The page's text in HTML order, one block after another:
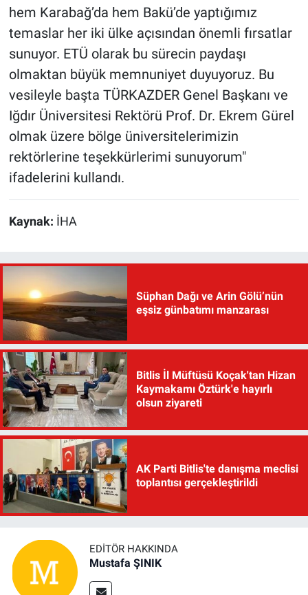
hem Karabağ’da hem Bakü’de yaptığımız
temaslar her iki ülke açısından önemli fırsatlar
sunuyor. ETÜ olarak bu sürecin paydaşı
olmaktan büyük memnuniyet duyuyoruz. Bu
vesileyle başta TÜRKAZDER Genel Başkanı ve
Iğdır Üniversitesi Rektörü Prof. Dr. Ekrem Gürel
olmak üzere bölge üniversitelerimizin
rektörlerine teşekkürlerimi sunuyorum"
ifadelerini kullandı.
Kaynak: İHA
Süphan Dağı ve Arin Gölü’nün
eşsiz günbatımı manzarası
Bitlis İl Müftüsü Koçak'tan Hizan
Kaymakamı Öztürk'e hayırlı
olsun ziyareti
AK Parti Bitlis'te danışma meclisi
toplantısı gerçekleştirildi
EDITÖR HAKKINDA
Mustafa ŞINIK